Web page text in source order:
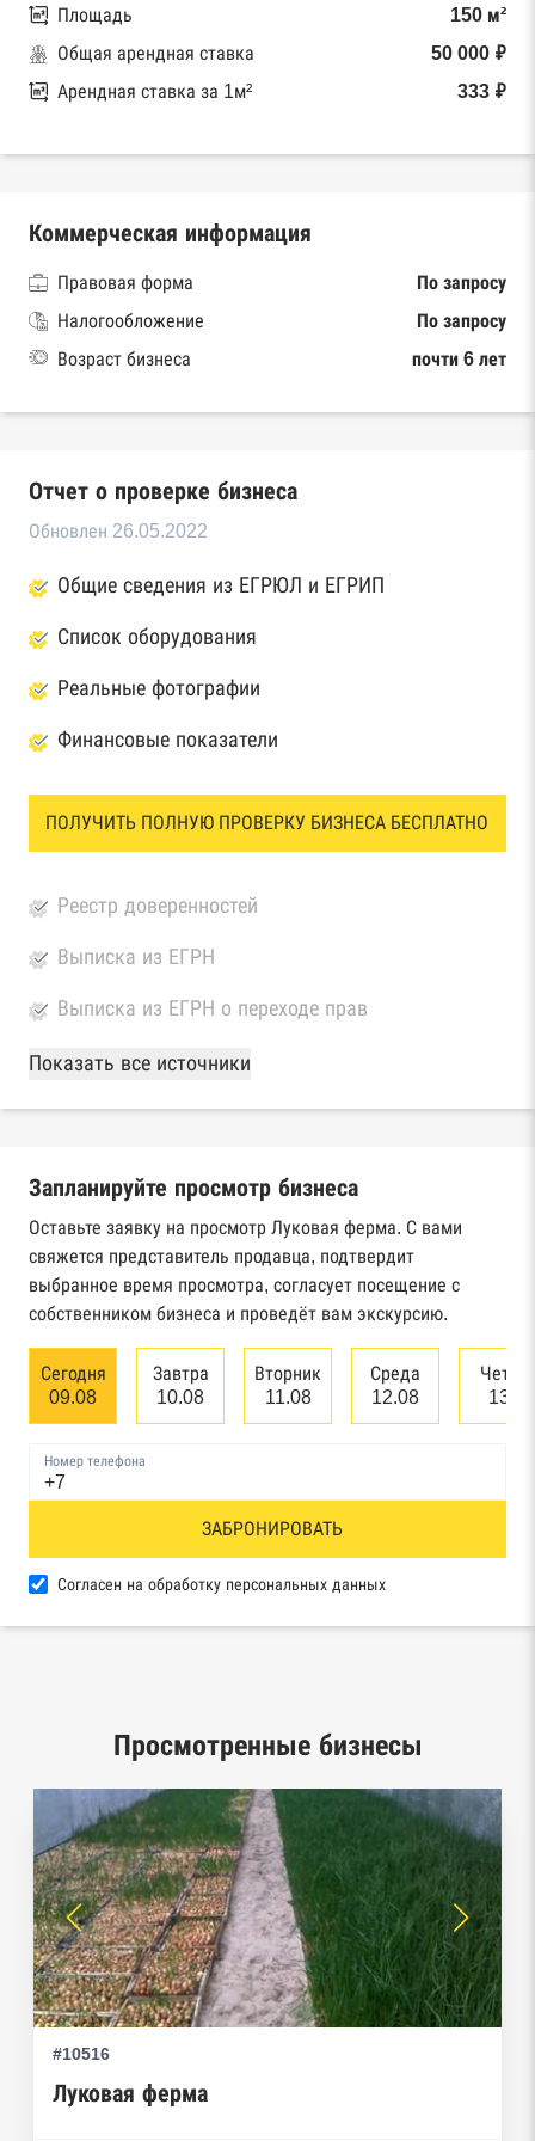
Площадь
150 м²
Общая арендная ставка
50 000 ₽
Арендная ставка за 1м²
333 ₽
Коммерческая информация
Правовая форма
По запросу
Налогообложение
По запросу
Возраст бизнеса
почти 6 лет
Отчет о проверке бизнеса
Обновлен 26.05.2022
Общие сведения из ЕГРЮЛ и ЕГРИП
Список оборудования
Реальные фотографии
Финансовые показатели
ПОЛУЧИТЬ ПОЛНУЮ ПРОВЕРКУ БИЗНЕСА БЕСПЛАТНО
Реестр доверенностей
Выписка из ЕГРН
Выписка из ЕГРН о переходе прав
База Росстата
Реестры ЕГРЮЛ и ЕГРИП Федеральной
Реестр государственных контрактов
Федерального казначейства
Картотека арбитражных дел Высшего
арбитражного суда
Единый федеральный реестр сведений о
банкротстве юридических лиц
банкротстве физических лиц
Реестр товарных знаков и знаков обслуживания
Роспатента
Росздравнадзор, Рособрнадзор, Роскомнадзор,
Роспотребнадзор, Росприроднадзор,
Ростехнадзор
Реестр плановых проверок Реестр
недобросовестных поставщиков
Реестры особых адресов ФНС
Реестр дисквалифицированных лиц
Реестры ФНС
Показать все источники
Запланируйте просмотр бизнеса
Оставьте заявку на просмотр Луковая ферма. С вами
свяжется представитель продавца, подтвердит
выбранное время просмотра, согласует посещение с
собственником бизнеса и проведёт вам экскурсию.
Сегодня
09.08
Завтра
10.08
Вторник
11.08
Среда
12.08
13.08
Номер телефона
ЗАБРОНИРОВАТЬ
Согласен на обработку персональных данных
Просмотренные бизнесы
#10516
Луковая ферма